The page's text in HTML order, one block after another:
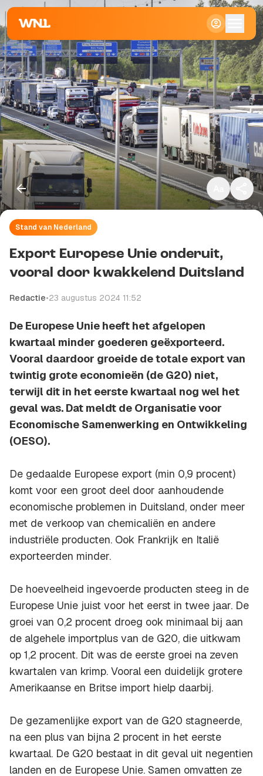
Klein
Standaard
Groot
Stand van Nederland
Export Europese Unie onderuit,
vooral door kwakkelend Duitsland
Redactie•23 augustus 2024 11:52
De Europese Unie heeft het afgelopen
kwartaal minder goederen geëxporteerd.
Vooral daardoor groeide de totale export van
twintig grote economieën (de G20) niet,
terwijl dit in het eerste kwartaal nog wel het
geval was. Dat meldt de Organisatie voor
Economische Samenwerking en Ontwikkeling
(OESO).
De gedaalde Europese export (min 0,9 procent)
komt voor een groot deel door aanhoudende
economische problemen in Duitsland, onder meer
met de verkoop van chemicaliën en andere
industriële producten. Ook Frankrijk en Italië
exporteerden minder.
De hoeveelheid ingevoerde producten steeg in de
Europese Unie juist voor het eerst in twee jaar. De
groei van 0,2 procent droeg ook minimaal bij aan
de algehele importplus van de G20, die uitkwam
op 1,2 procent. Dit was de eerste groei na zeven
kwartalen van krimp. Vooral een duidelijk grotere
Amerikaanse en Britse import hielp daarbij.
De gezamenlijke export van de G20 stagneerde,
na een plus van bijna 2 procent in het eerste
kwartaal. De G20 bestaat in dit geval uit negentien
landen en de Europese Unie. Samen omvatten ze